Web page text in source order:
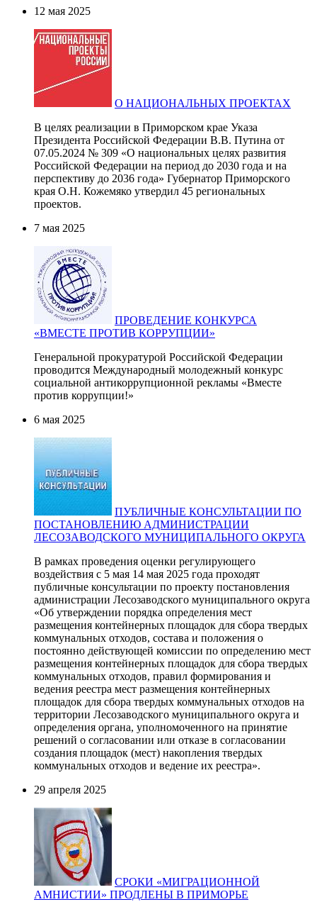
12 мая 2025
О НАЦИОНАЛЬНЫХ ПРОЕКТАХ
В целях реализации в Приморском крае Указа
Президента Российской Федерации В.В. Путина от
07.05.2024 № 309 «О национальных целях развития
Российской Федерации на период до 2030 года и на
перспективу до 2036 года» Губернатор Приморского
края О.Н. Кожемяко утвердил 45 региональных
проектов.
7 мая 2025
ПРОВЕДЕНИЕ КОНКУРСА
«ВМЕСТЕ ПРОТИВ КОРРУПЦИИ»
Генеральной прокуратурой Российской Федерации
проводится Международный молодежный конкурс
социальной антикоррупционной рекламы «Вместе
против коррупции!»
6 мая 2025
ПУБЛИЧНЫЕ КОНСУЛЬТАЦИИ ПО
ПОСТАНОВЛЕНИЮ АДМИНИСТРАЦИИ
ЛЕСОЗАВОДСКОГО МУНИЦИПАЛЬНОГО ОКРУГА
В рамках проведения оценки регулирующего
воздействия с 5 мая 14 мая 2025 года проходят
публичные консультации по проекту постановления
администрации Лесозаводского муниципального округа
«Об утверждении порядка определения мест
размещения контейнерных площадок для сбора твердых
коммунальных отходов, состава и положения о
постоянно действующей комиссии по определению мест
размещения контейнерных площадок для сбора твердых
коммунальных отходов, правил формирования и
ведения реестра мест размещения контейнерных
площадок для сбора твердых коммунальных отходов на
территории Лесозаводского муниципального округа и
определения органа, уполномоченного на принятие
решений о согласовании или отказе в согласовании
создания площадок (мест) накопления твердых
коммунальных отходов и ведение их реестра».
29 апреля 2025
СРОКИ «МИГРАЦИОННОЙ
АМНИСТИИ» ПРОДЛЕНЫ В ПРИМОРЬЕ